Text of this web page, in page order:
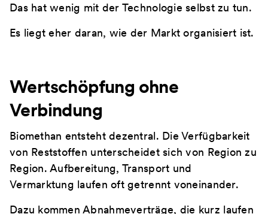
Das hat wenig mit der Technologie selbst zu tun.
Es liegt eher daran, wie der Markt organisiert ist.
Wertschöpfung ohne
Verbindung
Biomethan entsteht dezentral. Die Verfügbarkeit
von Reststoffen unterscheidet sich von Region zu
Region. Aufbereitung, Transport und
Vermarktung laufen oft getrennt voneinander.
Dazu kommen Abnahmeverträge, die kurz laufen